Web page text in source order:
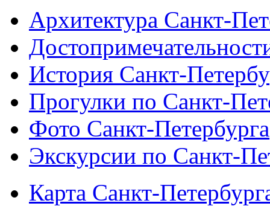
Архитектура Санкт-
История Санкт-
Прогулки по Санкт-
Фото Санкт-Петербурга
Экскурсии по Санкт-
Карта Санкт-